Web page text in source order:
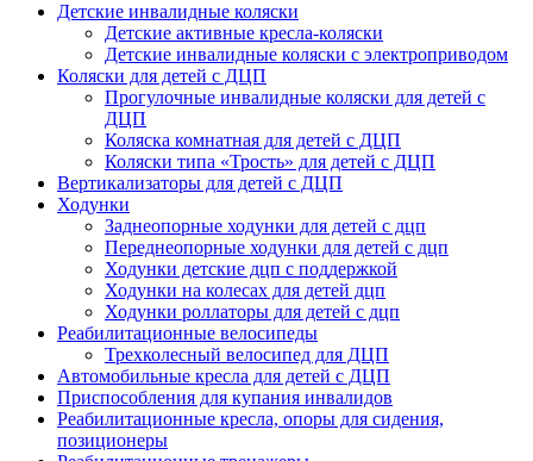
Детские инвалидные коляски
Детские активные кресла-коляски
Детские инвалидные коляски с электроприводом
Коляски для детей с ДЦП
Прогулочные инвалидные коляски для детей с
ДЦП
Коляска комнатная для детей с ДЦП
Коляски типа «Трость» для детей с ДЦП
Вертикализаторы для детей с ДЦП
Ходунки
Заднеопорные ходунки для детей с дцп
Переднеопорные ходунки для детей с дцп
Ходунки детские дцп с поддержкой
Ходунки на колесах для детей дцп
Ходунки роллаторы для детей с дцп
Реабилитационные велосипеды
Трехколесный велосипед для ДЦП
Автомобильные кресла для детей с ДЦП
Приспособления для купания инвалидов
Реабилитационные кресла, опоры для сидения,
позиционеры